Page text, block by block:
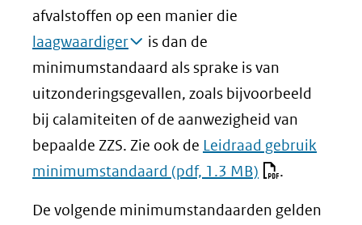
afvalstoffen op een manier die
laagwaardiger
is dan de
minimumstandaard als sprake is van
uitzonderingsgevallen, zoals bijvoorbeeld
bij calamiteiten of de aanwezigheid van
bepaalde ZZS. Zie ook de Leidraad gebruik
minimumstandaard (pdf, 1.3 MB) .
De volgende minimumstandaarden gelden